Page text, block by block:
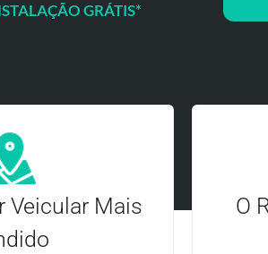
GRÁTIS*
Veicular Mais
O